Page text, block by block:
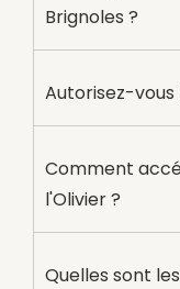
Brignoles ?
Autorisez-vous
Comment
l'Olivier ?
Quelles sont